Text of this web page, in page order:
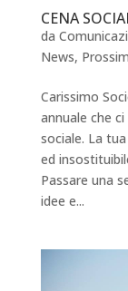
CENA
da
News,
Carissimo
annuale che
sociale. La
ed
Passare una
idee e...